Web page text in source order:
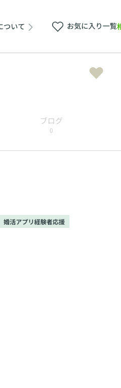
ついて お気に入り一覧
ブログ
0
婚活アプリ経験者応援